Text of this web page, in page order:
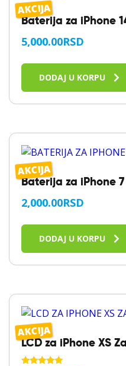
AKCIJA
Baterija za iPhone
5,000.00RSD
DODAJ U KORPU
AKCIJA
Baterija za iPhone 7
2,000.00RSD
DODAJ U KORPU
AKCIJA
LCD za iPhone XS